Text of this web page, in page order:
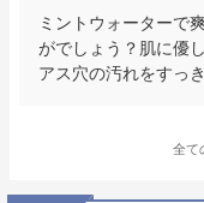
ミントウォーターで
がでしょう？肌に優
アス穴の汚れをすっ
全て